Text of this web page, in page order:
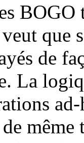
BOGO
que
de
La
même